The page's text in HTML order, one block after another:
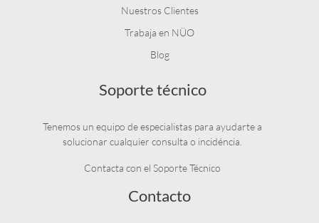
Nuestros Clientes
Trabaja en NÜO
Blog
Soporte técnico
Tenemos un equipo de especialistas para ayudarte a
solucionar cualquier consulta o incidéncia.
Contacta con el Soporte Técnico
Contacto